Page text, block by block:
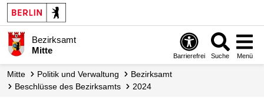
Bezirksamt
Mitte
Barrierefrei Suche Menü
Mitte Politik und Verwaltung
Bezirksamt
Beschlüsse des Bezirksamts
2024